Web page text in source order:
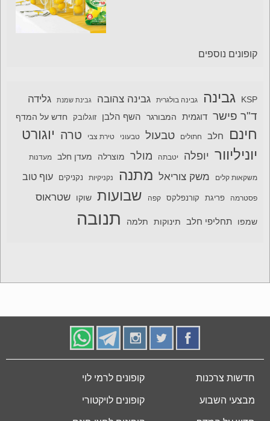
קופונים נוספים
KSP גבינה גבינה בולגרית גבינה צהובה גבינת שמנת גלידה
ד"ר פישר דוגמית המבורגר השף הלבן זוגלובק חדש על המדף
חינם חלב חתולים טבעול טבעוני טירת צבי טרה יוגורט
יוניליוור יופלה יטבתה מולר מוצרלה מעדן חלב מעדנות
משקאות קלים משק צוריאל מתנה נקניקיות נקניקים עוף טוב
פסטרמה פריגת קורנפלקס קפה שבועות שוקו שטראוס
שמפו תחליפי חלב תינוקות תלמה תנובה
חדשות צרכנות
מבצעי השבוע
קופונים לרמי לוי
קופונים לויקטורי